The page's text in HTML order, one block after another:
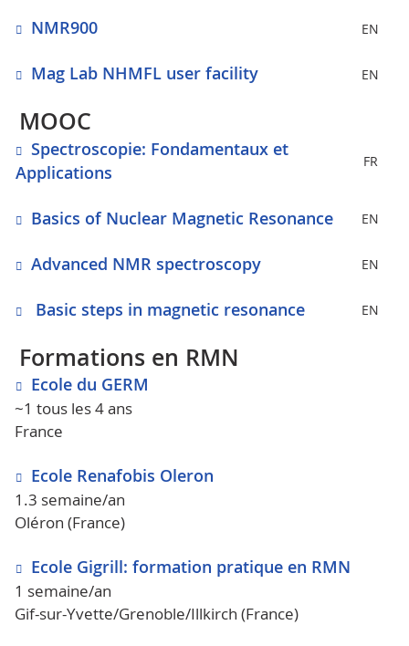
NMR900 EN
Mag Lab NHMFL user facility EN
MOOC
Spectroscopie: Fondamentaux et
Applications
FR
Basics of Nuclear Magnetic Resonance EN
Advanced NMR spectroscopy EN
Basic steps in magnetic resonance EN
Formations en RMN
Ecole du GERM
~1 tous les 4 ans
France
Ecole Renafobis Oleron
1.3 semaine/an
Oléron (France)
Ecole Gigrill: formation pratique en RMN
1 semaine/an
Gif-sur-Yvette/Grenoble/Illkirch (France)